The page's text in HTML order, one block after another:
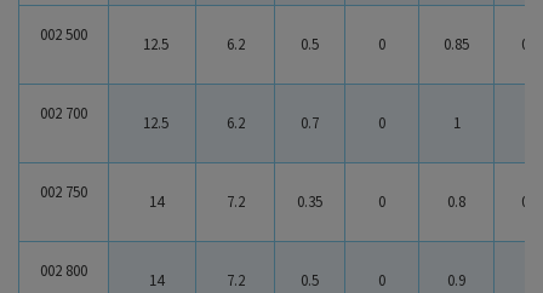
0.15 16
002 500 12.5 6.2 0.5 0 0.85
002 700 12.5 6.2 0.7 0 1
002 750 14 7.2 0.35 0 0.8
002 800 14 7.2 0.5 0 0.9